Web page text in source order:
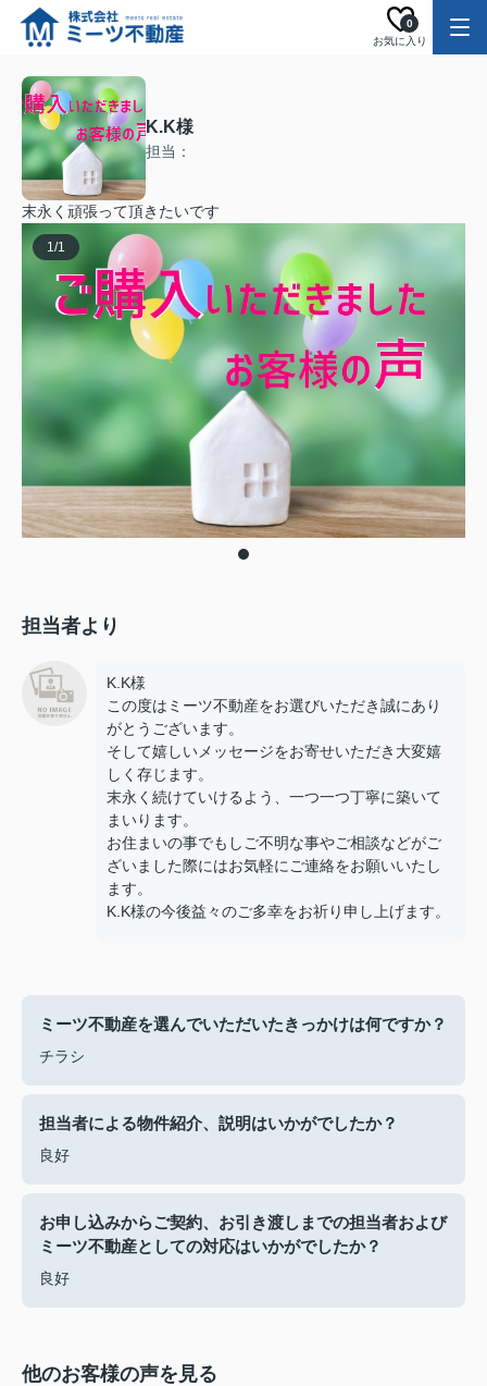
お気に入り
0
K.K様
担当：
末永く頑張って頂きたいです
1/1
担当者より
K.K様
この度はミーツ不動産をお選びいただき誠にあり
がとうございます。
そして嬉しいメッセージをお寄せいただき大変嬉
しく存じます。
末永く続けていけるよう、一つ一つ丁寧に築いて
まいります。
お住まいの事でもしご不明な事やご相談などがご
ざいました際にはお気軽にご連絡をお願いいたし
ます。
K.K様の今後益々のご多幸をお祈り申し上げます。
ミーツ不動産を選んでいただいたきっかけは何ですか？
チラシ
担当者による物件紹介、説明はいかがでしたか？
良好
お申し込みからご契約、お引き渡しまでの担当者および
ミーツ不動産としての対応はいかがでしたか？
良好
他のお客様の声を見る